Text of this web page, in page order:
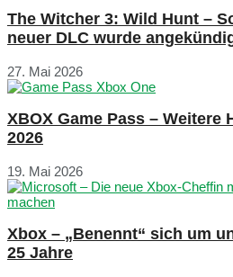
The Witcher 3: Wild Hunt –
neuer DLC wurde
27. Mai 2026
XBOX Game Pass – Weitere
2026
19. Mai 2026
Xbox – „Benennt“ sich um
25 Jahre